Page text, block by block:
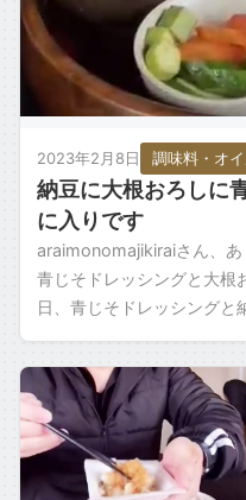
2023年2月8日 調味料・オ
納豆に大根おろしに
に入りです
araimonomajikiraiさん、あ
青じそドレッシングと大根
日、青じそドレッシングと